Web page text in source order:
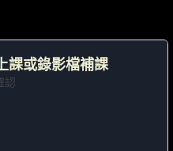
課或錄影檔補課
認